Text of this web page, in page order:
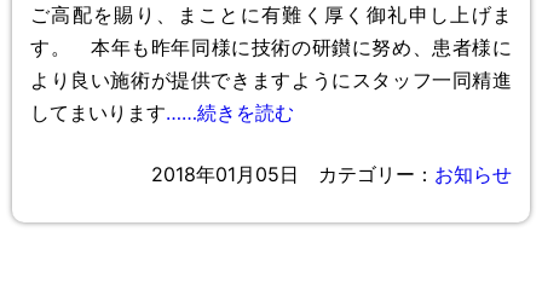
ご高配を賜り、まことに有難く厚く御礼申し上げま
す。 本年も昨年同様に技術の研鑚に努め、患者様に
より良い施術が提供できますようにスタッフ一同精進
してまいります……続きを読む
2018年01月05日 カテゴリー： お知らせ